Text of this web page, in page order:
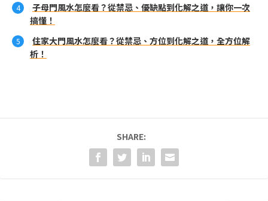
子母門風水怎麼看？從禁忌、優缺點到化解之道，讓你一次
搞懂！
住家大門風水怎麼看？從禁忌、方位到化解之道，全方位解
析！
SHARE: